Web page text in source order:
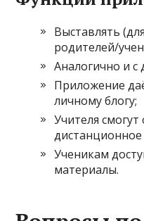
Выставлять
родителей/
Аналогично и
Приложение
личному блогу;
Учителя
дистанционное
Ученикам
материалы.